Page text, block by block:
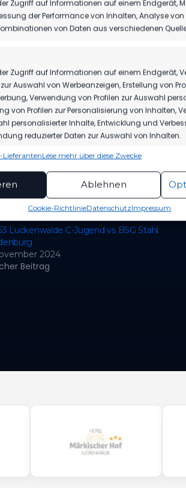
Zugriff auf Informationen auf einem Endgerät,
der Performance von Inhalten, Analyse
von Daten aus verschiedenen
Zugriff auf Informationen auf einem Endgerät,
Auswahl von Werbeanzeigen, Erstellung von
Verwendung von Profilen zur Auswahl
von Profilen zur Personalisierung von Inhalten,
personalisierter Inhalte, Entwicklung und
reduzierter Daten zur Auswahl von Inhalten.
Kombination von Daten aus unterschiedlichen
Endgeräte, Identifikation von Endgeräten
übermittelter Informationen.
der Sicherheit, Verhinderung und
Betrug und Fehlerbehebung,
und Anzeige von Werbung und Inhalten,
zum Datenschutz speichern und
LieferantenLese mehr über diese Zwecke
Ablehnen
Cookie-RichtlinieDatenschutzImpressum
Landesliga C-
2022/
Luckenwalde C-Jugend vs BSG Stahl
2024
Beitrag